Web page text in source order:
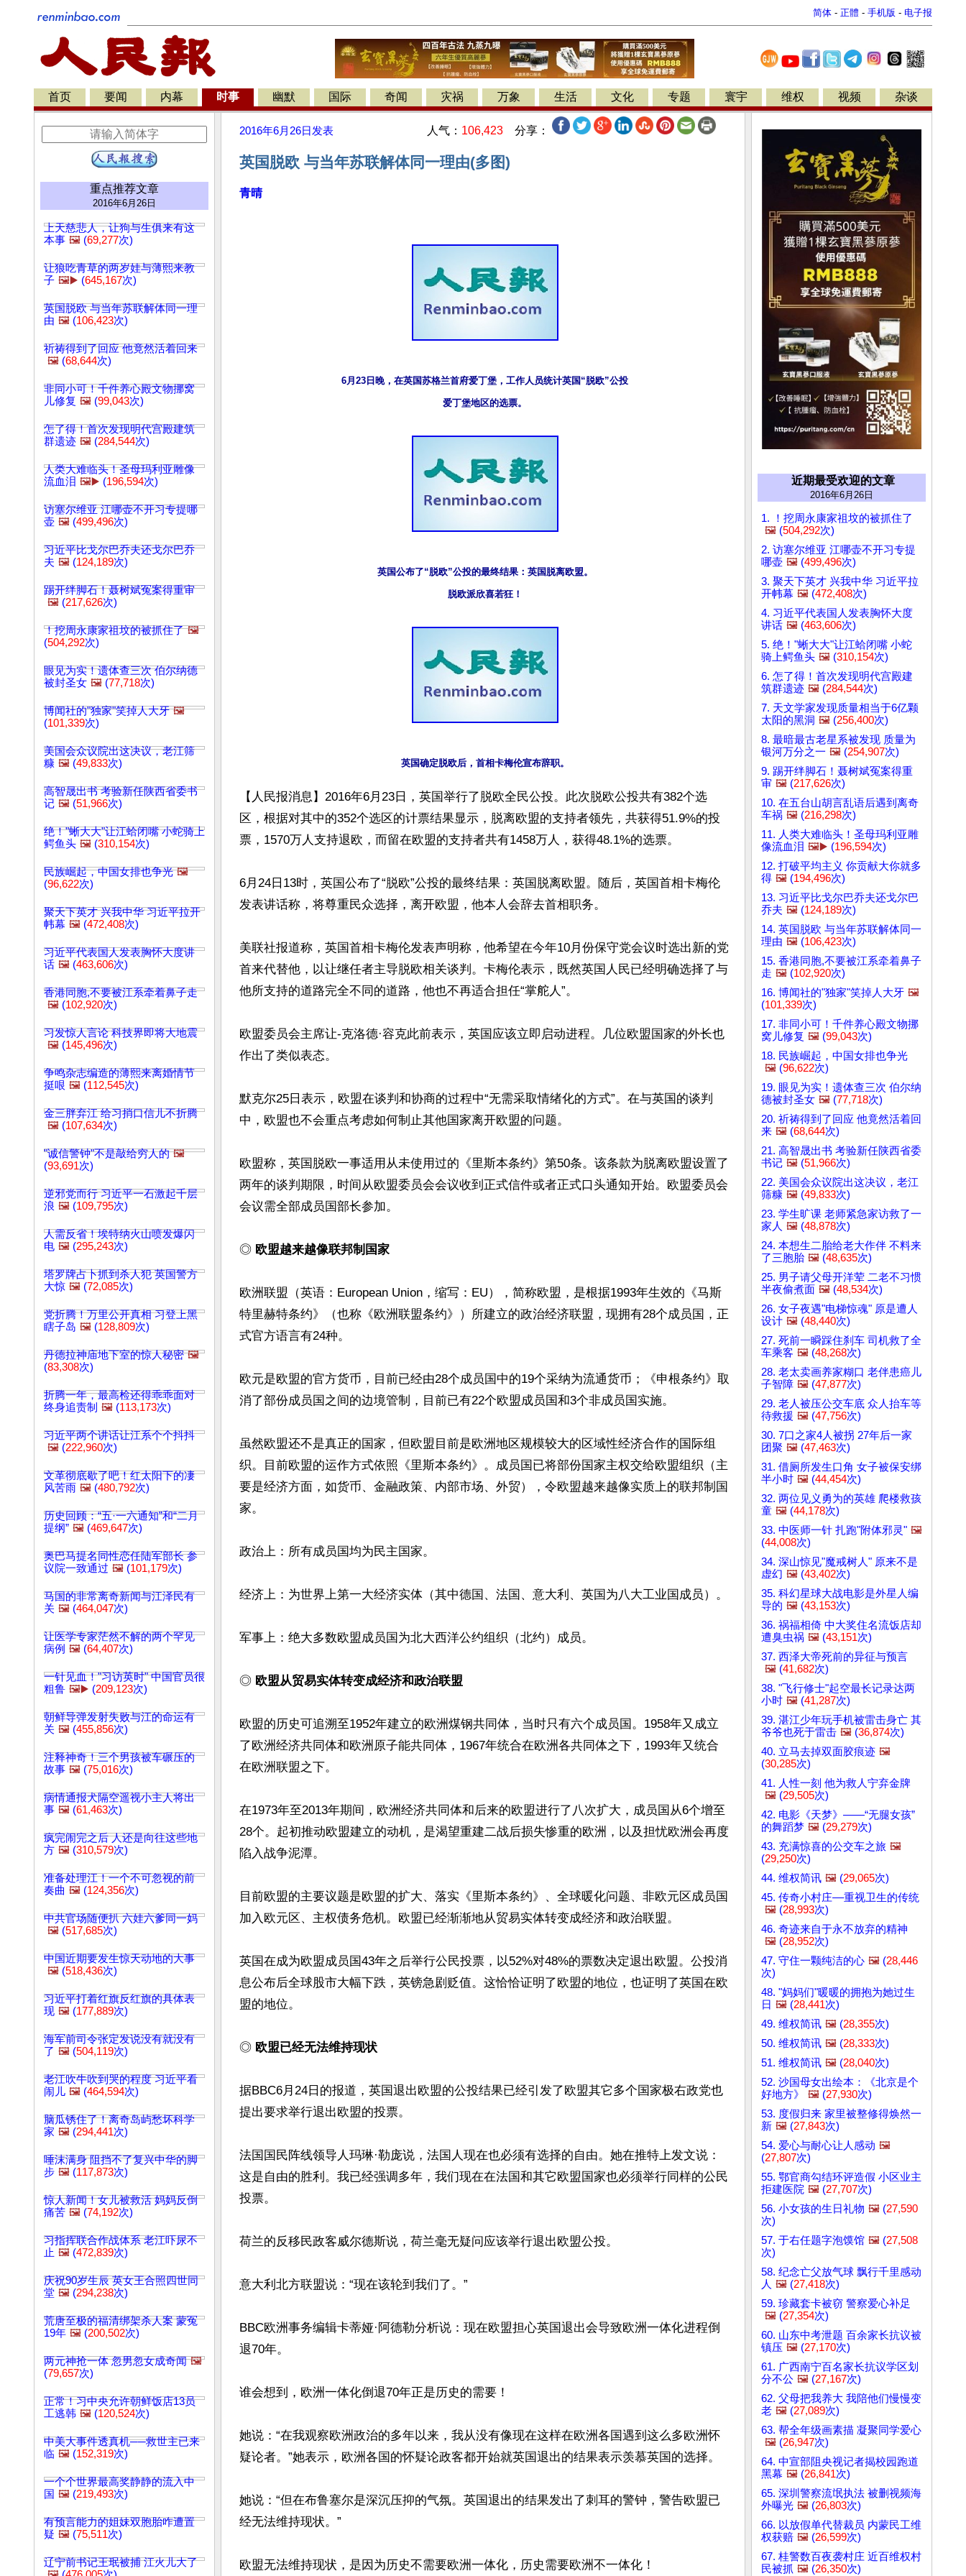
简体 - 正體 - 手机版 - 电子报
首页 要闻 内幕 时事 幽默 国际 奇闻 灾祸 万象 生活 文化 专题 寰宇 维权 视频 杂谈
重点推荐文章
2016年6月26日
上天慈悲人，让狗与生俱来有这
本事 🖼️ (69,277次)
让狼吃青草的两岁娃与薄熙来教
子 🖼️▶️ (645,167次)
英国脱欧 与当年苏联解体同一理
由 🖼️ (106,423次)
祈祷得到了回应 他竟然活着回来
🖼️ (68,644次)
非同小可！千件养心殿文物挪窝
儿修复 🖼️ (99,043次)
怎了得！首次发现明代宫殿建筑
群遗迹 🖼️ (284,544次)
人类大难临头！圣母玛利亚雕像
流血泪 🖼️▶️ (196,594次)
访塞尔维亚 江哪壶不开习专提哪
壶 🖼️ (499,496次)
习近平比戈尔巴乔夫还戈尔巴乔
夫 🖼️ (124,189次)
踢开绊脚石！聂树斌冤案得重审
🖼️ (217,626次)
！挖周永康家祖坟的被抓住了 🖼️
(504,292次)
眼见为实！遗体查三次 伯尔纳德
被封圣女 🖼️ (77,718次)
博闻社的"独家"笑掉人大牙 🖼️
(101,339次)
美国会众议院出这决议，老江筛
糠 🖼️ (49,833次)
高智晟出书 考验新任陕西省委书
记 🖼️ (51,966次)
绝！"蜥大大"让江蛤闭嘴 小蛇骑上
鳄鱼头 🖼️ (310,154次)
民族崛起，中国女排也争光 🖼️
(96,622次)
聚天下英才 兴我中华 习近平拉开
帏幕 🖼️ (472,408次)
习近平代表国人发表胸怀大度讲
话 🖼️ (463,606次)
香港同胞,不要被江系牵着鼻子走
🖼️ (102,920次)
习发惊人言论 科技界即将大地震
🖼️ (145,496次)
争鸣杂志编造的薄熙来离婚情节
挺哏 🖼️ (112,545次)
金三胖弃江 给习捎口信儿不折腾
🖼️ (107,634次)
"诚信警钟"不是敲给穷人的 🖼️
(93,691次)
逆邪党而行 习近平一石激起千层
浪 🖼️ (109,795次)
人需反省！埃特纳火山喷发爆闪
电 🖼️ (295,243次)
塔罗牌占卜抓到杀人犯 英国警方
大惊 🖼️ (72,085次)
党折腾！万里公开真相 习登上黑
瞎子岛 🖼️ (128,809次)
丹德拉神庙地下室的惊人秘密 🖼️
(83,308次)
折腾一年，最高检还得乖乖面对
终身追责制 🖼️ (113,173次)
习近平两个讲话让江系个个抖抖
🖼️ (222,960次)
文革彻底歇了吧！红太阳下的凄
风苦雨 🖼️ (480,792次)
历史回顾：“五·一六通知”和“二月
提纲” 🖼️ (469,647次)
奥巴马提名同性恋任陆军部长 参
议院一致通过 🖼️ (101,179次)
马国的非常离奇新闻与江泽民有
关 🖼️ (464,047次)
让医学专家茫然不解的两个罕见
病例 🖼️ (64,407次)
一针见血！"习访英时" 中国官员很
粗鲁 🖼️▶️ (209,123次)
朝鲜导弹发射失败与江的命运有
关 🖼️ (455,856次)
注释神奇！三个男孩被车碾压的
故事 🖼️ (75,016次)
病情通报犬隔空遥视小主人将出
事 🖼️ (61,463次)
疯完闹完之后 人还是向往这些地
方 🖼️ (310,579次)
准备处理江！一个不可忽视的前
奏曲 🖼️ (124,356次)
中共官场随便扒 六娃六爹同一妈
🖼️ (517,685次)
中国近期要发生惊天动地的大事
🖼️ (518,436次)
习近平打着红旗反红旗的具体表
现 🖼️ (177,889次)
海军前司令张定发说没有就没有
了 🖼️ (504,119次)
老江吹牛吹到哭的程度 习近平看
闹儿 🖼️ (464,594次)
脑瓜锈住了！离奇岛屿愁坏科学
家 🖼️ (294,441次)
唾沫满身 阻挡不了复兴中华的脚
步 🖼️ (117,873次)
惊人新闻！女儿被救活 妈妈反倒
痛苦 🖼️ (74,192次)
习指挥联合作战体系 老江吓尿不
止 🖼️ (472,839次)
庆祝90岁生辰 英女王合照四世同
堂 🖼️ (294,238次)
荒唐至极的福清绑架杀人案 蒙冤
19年 🖼️ (200,502次)
两元神抢一体 忽男忽女成奇闻 🖼️
(79,657次)
正常！习中央允许朝鲜饭店13员
工逃韩 🖼️ (120,524次)
中美大事件透真机──救世主已来
临 🖼️ (152,319次)
一个个世界最高奖静静的流入中
国 🖼️ (219,493次)
有预言能力的姐妹双胞胎咋遭置
疑 🖼️ (75,511次)
辽宁前书记王珉被捕 江火儿大了
2016年6月26日 发表 人气： 106,423 分享：
英国脱欧 与当年苏联解体同一理由(多图)
青晴
6月23日晚，在英国苏格兰首府爱丁堡，工作人员统计英国“脱欧”公投
爱丁堡地区的选票。
英国公布了“脱欧”公投的最终结果：英国脱离欧盟。
脱欧派欣喜若狂！
英国确定脱欧后，首相卡梅伦宣布辞职。
【人民报消息】2016年6月23日，英国举行了脱欧全民公投。此次脱欧公投共有382个选
区，根据对其中的352个选区的计票结果显示，脱离欧盟的支持者领先，共获得51.9%的投
票，1570万人支持退欧，而留在欧盟的支持者共有1458万人，获得48.1%的选票。
6月24日13时，英国公布了“脱欧”公投的最终结果：英国脱离欧盟。随后，英国首相卡梅伦
发表讲话称，将尊重民众选择，离开欧盟，他本人会辞去首相职务。
美联社报道称，英国首相卡梅伦发表声明称，他希望在今年10月份保守党会议时选出新的党
首来代替他，以让继任者主导脱欧相关谈判。卡梅伦表示，既然英国人民已经明确选择了与
他所支持的道路完全不同的道路，他也不再适合担任“掌舵人”。
欧盟委员会主席让-克洛德·容克此前表示，英国应该立即启动进程。几位欧盟国家的外长也
作出了类似表态。
默克尔25日表示，欧盟在谈判和协商的过程中“无需采取情绪化的方式”。在与英国的谈判
中，欧盟也不会重点考虑如何制止其他国家离开欧盟的问题。
欧盟称，英国脱欧一事适用从未使用过的《里斯本条约》第50条。该条款为脱离欧盟设置了
两年的谈判期限，时间从欧盟委员会会议收到正式信件或者正式口头通知开始。欧盟委员会
会议需全部成员国部长参加。
◎ 欧盟越来越像联邦制国家
欧洲联盟（英语：European Union，缩写：EU），简称欧盟，是根据1993年生效的《马斯
特里赫特条约》（也称《欧洲联盟条约》）所建立的政治经济联盟，现拥有28个成员国，正
式官方语言有24种。
欧元是欧盟的官方货币，目前已经由28个成员国中的19个采纳为流通货币；《申根条约》取
消了部份成员国之间的边境管制，目前已有22个欧盟成员国和3个非成员国实施。
虽然欧盟还不是真正的国家，但欧盟目前是欧洲地区规模较大的区域性经济合作的国际组
织。目前欧盟的运作方式依照《里斯本条约》。成员国已将部份国家主权交给欧盟组织（主
要是经济方面，如货币、金融政策、内部市场、外贸），令欧盟越来越像实质上的联邦制国
家。
政治上：所有成员国均为民主国家。
经济上：为世界上第一大经济实体（其中德国、法国、意大利、英国为八大工业国成员）。
军事上：绝大多数欧盟成员国为北大西洋公约组织（北约）成员。
◎ 欧盟从贸易实体转变成经济和政治联盟
欧盟的历史可追溯至1952年建立的欧洲煤钢共同体，当时只有六个成员国。1958年又成立
了欧洲经济共同体和欧洲原子能共同体，1967年统合在欧洲各共同体之下，1993年又统合
在欧洲联盟之下。
在1973年至2013年期间，欧洲经济共同体和后来的欧盟进行了八次扩大，成员国从6个增至
28个。起初推动欧盟建立的动机，是渴望重建二战后损失惨重的欧洲，以及担忧欧洲会再度
陷入战争泥潭。
目前欧盟的主要议题是欧盟的扩大、落实《里斯本条约》、全球暖化问题、非欧元区成员国
加入欧元区、主权债务危机。欧盟已经渐渐地从贸易实体转变成经济和政治联盟。
英国在成为欧盟成员国43年之后举行公民投票，以52%对48%的票数决定退出欧盟。公投消
息公布后全球股市大幅下跌，英镑急剧贬值。这恰恰证明了欧盟的地位，也证明了英国在欧
盟的地位。
◎ 欧盟已经无法维持现状
据BBC6月24日的报道，英国退出欧盟的公投结果已经引发了欧盟其它多个国家极右政党也
提出要求举行退出欧盟的投票。
法国国民阵线领导人玛琳·勒庞说，法国人现在也必须有选择的自由。她在推特上发文说：
这是自由的胜利。我已经强调多年，我们现在在法国和其它欧盟国家也必须举行同样的公民
投票。
荷兰的反移民政客威尔德斯说，荷兰毫无疑问应该举行退出欧盟公投。
意大利北方联盟说：“现在该轮到我们了。”
BBC欧洲事务编辑卡蒂娅·阿德勒分析说：现在欧盟担心英国退出会导致欧洲一体化进程倒
退70年。
谁会想到，欧洲一体化倒退70年正是历史的需要！
她说：“在我观察欧洲政治的多年以来，我从没有像现在这样在欧洲各国遇到这么多欧洲怀
疑论者。”她表示，欧洲各国的怀疑论政客都开始就英国退出的结果表示羡慕英国的选择。
她说：“但在布鲁塞尔是深沉压抑的气氛。英国退出的结果发出了刺耳的警钟，警告欧盟已
经无法维持现状。”
欧盟无法维持现状，是因为历史不需要欧洲一体化，历史需要欧洲不一体化！
近期最受欢迎的文章
2016年6月26日
1. ！挖周永康家祖坟的被抓住了
🖼️ (504,292次)
2. 访塞尔维亚 江哪壶不开习专提
哪壶 🖼️ (499,496次)
3. 聚天下英才 兴我中华 习近平拉
开帏幕 🖼️ (472,408次)
4. 习近平代表国人发表胸怀大度
讲话 🖼️ (463,606次)
5. 绝！"蜥大大"让江蛤闭嘴 小蛇
骑上鳄鱼头 🖼️ (310,154次)
6. 怎了得！首次发现明代宫殿建
筑群遗迹 🖼️ (284,544次)
7. 天文学家发现质量相当于6亿颗
太阳的黑洞 🖼️ (256,400次)
8. 最暗最古老星系被发现 质量为
银河万分之一 🖼️ (254,907次)
9. 踢开绊脚石！聂树斌冤案得重
审 🖼️ (217,626次)
10. 在五台山胡言乱语后遇到离奇
车祸 🖼️ (216,298次)
11. 人类大难临头！圣母玛利亚雕
像流血泪 🖼️▶️ (196,594次)
12. 打破平均主义 你贡献大你就多
得 🖼️ (194,496次)
13. 习近平比戈尔巴乔夫还戈尔巴
乔夫 🖼️ (124,189次)
14. 英国脱欧 与当年苏联解体同一
理由 🖼️ (106,423次)
15. 香港同胞,不要被江系牵着鼻子
走 🖼️ (102,920次)
16. 博闻社的"独家"笑掉人大牙 🖼️
(101,339次)
17. 非同小可！千件养心殿文物挪
窝儿修复 🖼️ (99,043次)
18. 民族崛起，中国女排也争光
🖼️ (96,622次)
19. 眼见为实！遗体查三次 伯尔纳
德被封圣女 🖼️ (77,718次)
20. 祈祷得到了回应 他竟然活着回
来 🖼️ (68,644次)
21. 高智晟出书 考验新任陕西省委
书记 🖼️ (51,966次)
22. 美国会众议院出这决议，老江
筛糠 🖼️ (49,833次)
23. 学生旷课 老师紧急家访救了一
家人 🖼️ (48,878次)
24. 本想生二胎给老大作伴 不料来
了三胞胎 🖼️ (48,635次)
25. 男子请父母开洋荤 二老不习惯
半夜偷煮面 🖼️ (48,534次)
26. 女子夜遇"电梯惊魂" 原是遭人
设计 🖼️ (48,440次)
27. 死前一瞬踩住刹车 司机救了全
车乘客 🖼️ (48,268次)
28. 老太卖画养家糊口 老伴患癌儿
子智障 🖼️ (47,877次)
29. 老人被压公交车底 众人抬车等
待救援 🖼️ (47,756次)
30. 7口之家4人被拐 27年后一家
团聚 🖼️ (47,463次)
31. 借厕所发生口角 女子被保安绑
半小时 🖼️ (44,454次)
32. 两位见义勇为的英雄 爬楼救孩
童 🖼️ (44,178次)
33. 中医师一针 扎跑"附体邪灵" 🖼️
(44,008次)
34. 深山惊见"魔戒树人" 原来不是
虚幻 🖼️ (43,402次)
35. 科幻星球大战电影是外星人编
导的 🖼️ (43,153次)
36. 祸福相倚 中大奖住名流饭店却
遭臭虫祸 🖼️ (43,151次)
37. 西泽大帝死前的异征与预言
🖼️ (41,682次)
38. "飞行修士"起空最长记录达两
小时 🖼️ (41,287次)
39. 湛江少年玩手机被雷击身亡 其
爷爷也死于雷击 🖼️ (36,874次)
40. 立马去掉双面胶痕迹 🖼️
(30,285次)
41. 人性一刻 他为救人宁弃金牌
🖼️ (29,505次)
42. 电影《天梦》——“无腿女孩”
的舞蹈梦 🖼️ (29,279次)
43. 充满惊喜的公交车之旅 🖼️
(29,250次)
44. 维权简讯 🖼️ (29,065次)
45. 传奇小村庄––重视卫生的传统
🖼️ (28,993次)
46. 奇迹来自于永不放弃的精神
🖼️ (28,952次)
47. 守住一颗纯洁的心 🖼️ (28,446
次)
48. "妈妈们"暖暖的拥抱为她过生
日 🖼️ (28,441次)
49. 维权简讯 🖼️ (28,355次)
50. 维权简讯 🖼️ (28,333次)
51. 维权简讯 🖼️ (28,040次)
52. 沙国母女出绘本：《北京是个
好地方》
🖼️ (27,930次)
53. 度假归来 家里被整修得焕然一
新 🖼️ (27,843次)
54. 爱心与耐心让人感动 🖼️
(27,807次)
55. 鄂官商勾结环评造假 小区业主
拒建医院 🖼️ (27,707次)
56. 小女孩的生日礼物 🖼️ (27,590
次)
57. 于右任题字泡馍馆 🖼️ (27,508
次)
58. 纪念亡父放气球 飘行千里感动
人 🖼️ (27,418次)
59. 珍藏套卡被窃 警察爱心补足
🖼️ (27,354次)
60. 山东中考泄题 百余家长抗议被
镇压 🖼️ (27,170次)
61. 广西南宁百名家长抗议学区划
分不公 🖼️ (27,167次)
62. 父母把我养大 我陪他们慢慢变
老 🖼️ (27,089次)
63. 帮全年级画素描 凝聚同学爱心
🖼️ (26,947次)
64. 中宣部阻央视记者揭校园跑道
黑幕 🖼️ (26,841次)
65. 深圳警察流氓执法 被删视频海
外曝光 🖼️ (26,803次)
66. 以放假单代替裁员 内蒙民工维
权获赔 🖼️ (26,599次)
67. 桂警数百夜袭村庄 近百维权村
民被抓 🖼️ (26,350次)